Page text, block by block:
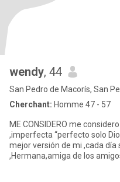
wendy, 44
San Pedro de Macorís, San
Cherchant: Homme 47 - 57
ME CONSIDERO me considero una persona que ama cree en DIOS
,imperfecta “perfecto solo
mejor versión de mi ,cada día sentir mas